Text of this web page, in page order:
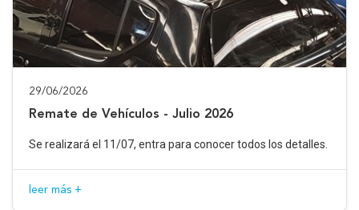
29/06/2026
Remate de Vehículos - Julio 2026
Se realizará el 11/07, entra para conocer todos los detalles.
leer más +